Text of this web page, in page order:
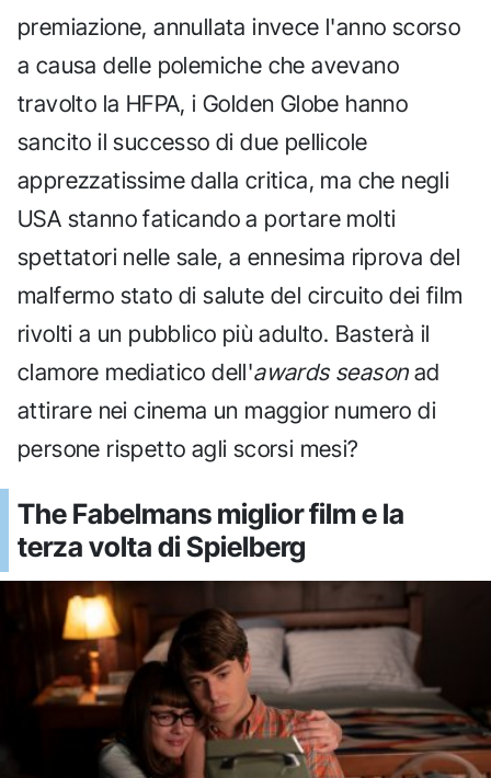
premiazione, annullata invece l'anno scorso
a causa delle polemiche che avevano
travolto la HFPA, i Golden Globe hanno
sancito il successo di due pellicole
apprezzatissime dalla critica, ma che negli
USA stanno faticando a portare molti
spettatori nelle sale, a ennesima riprova del
malfermo stato di salute del circuito dei film
rivolti a un pubblico più adulto. Basterà il
clamore mediatico dell'awards seasonad
attirare nei cinema un maggior numero di
persone rispetto agli scorsi mesi?
The Fabelmans miglior film e la
terza volta di Spielberg